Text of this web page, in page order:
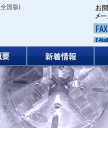
全国版)